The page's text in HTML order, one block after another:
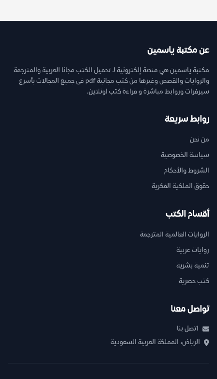
عن مكتبة ياسمين
مكتبة ياسمين هي منصة إلكترونية لـ تحميل الكتب مجانا العربية والمترجمة
والروايات والقصص وغيرها من كتب مجانية pdf فى جميع المجالات بأسرع
سيرفرات وروابط مباشرة و قراءة كتب اونلاين.
روابط سريعة
من نحن
سياسة الخصوصية
الشروط والأحكام
حقوق الملكية الفكرية
أقسام الكتب
الروايات العالمية المترجمة
روايات عربية
تنمية بشرية
كتب حصرية
تواصل معنا
اتصل بنا
الرياض، المملكة العربية السعودية